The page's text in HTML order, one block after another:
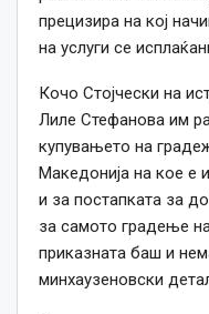
прецизира на кој
на услуги се
Кочо Стојчески на
Лиле Стефанова им
купувањето на
Македонија на кое е
и за постапката за
за самото градење
приказната баш и
минхаузеновски